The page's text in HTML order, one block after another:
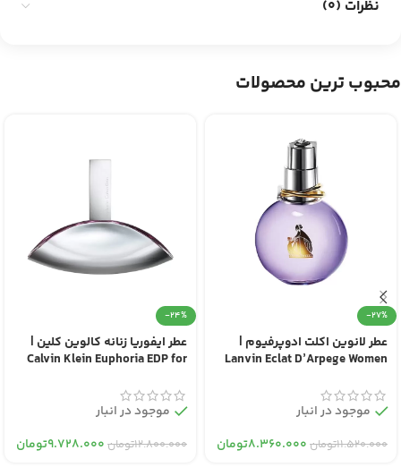
نظرات (0)
محبوب ترین محصولات
-27%
عطر لانوین اکلت ادوپرفیوم |
Lanvin Eclat D’Arpege Women
موجود در انبار
۱۱.۵۲۰.۰۰۰تومان ۸.۳۶۰.۰۰۰تومان
-24%
عطر ایفوریا زنانه کالوین کلین |
Calvin Klein Euphoria EDP for
موجود در انبار
۱۲.۸۰۰.۰۰۰تومان ۹.۷۲۸.۰۰۰تومان